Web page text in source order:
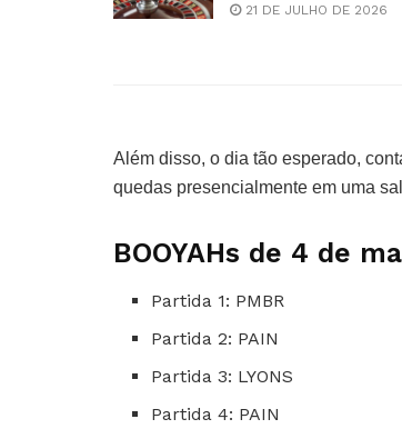
21 DE JULHO DE 2026
Além disso, o dia tão esperado,
quedas presencialmente em uma
BOOYAHs de 4 de
Partida 1: PMBR
Partida 2: PAIN
Partida 3: LYONS
Partida 4: PAIN